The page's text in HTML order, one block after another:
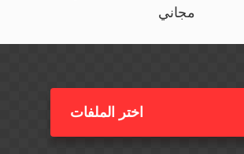
مجاني
اختر الملفات